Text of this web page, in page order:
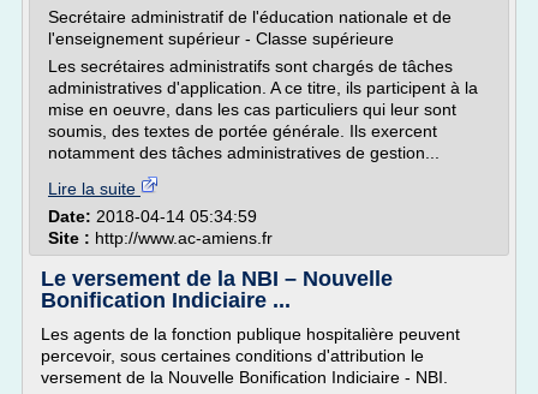
Secrétaire administratif de l'éducation nationale et de
l'enseignement supérieur - Classe supérieure
Les secrétaires administratifs sont chargés de tâches
administratives d'application. A ce titre, ils participent à la
mise en oeuvre, dans les cas particuliers qui leur sont
soumis, des textes de portée générale. Ils exercent
notamment des tâches administratives de gestion...
Lire la suite
Date: 2018-04-14 05:34:59
Site : http://www.ac-amiens.fr
Le versement de la NBI – Nouvelle
Bonification Indiciaire ...
Les agents de la fonction publique hospitalière peuvent
percevoir, sous certaines conditions d'attribution le
versement de la Nouvelle Bonification Indiciaire - NBI.